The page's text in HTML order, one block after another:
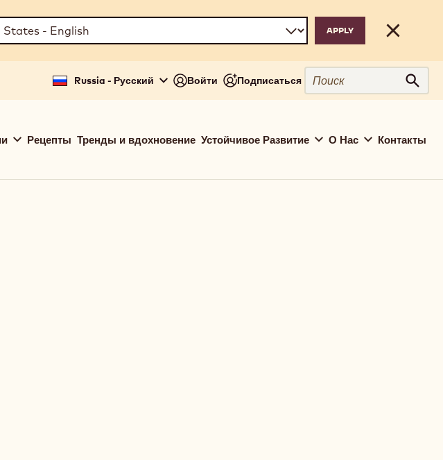
Close
Russia - Русский Войти Подписаться
Поиск
Поиск
Рецепты Тренды и вдохновение Устойчивое Развитие О Нас Контакты